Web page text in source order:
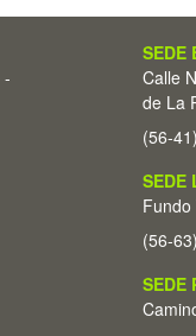
-
SEDE
Calle
de La
(56-
SEDE
Fundo
(56-
SEDE